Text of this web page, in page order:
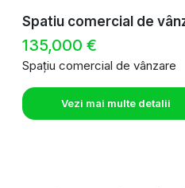
Spatiu comercial de
135,000 €
Spațiu comercial de vânzare
Vezi mai multe detalii